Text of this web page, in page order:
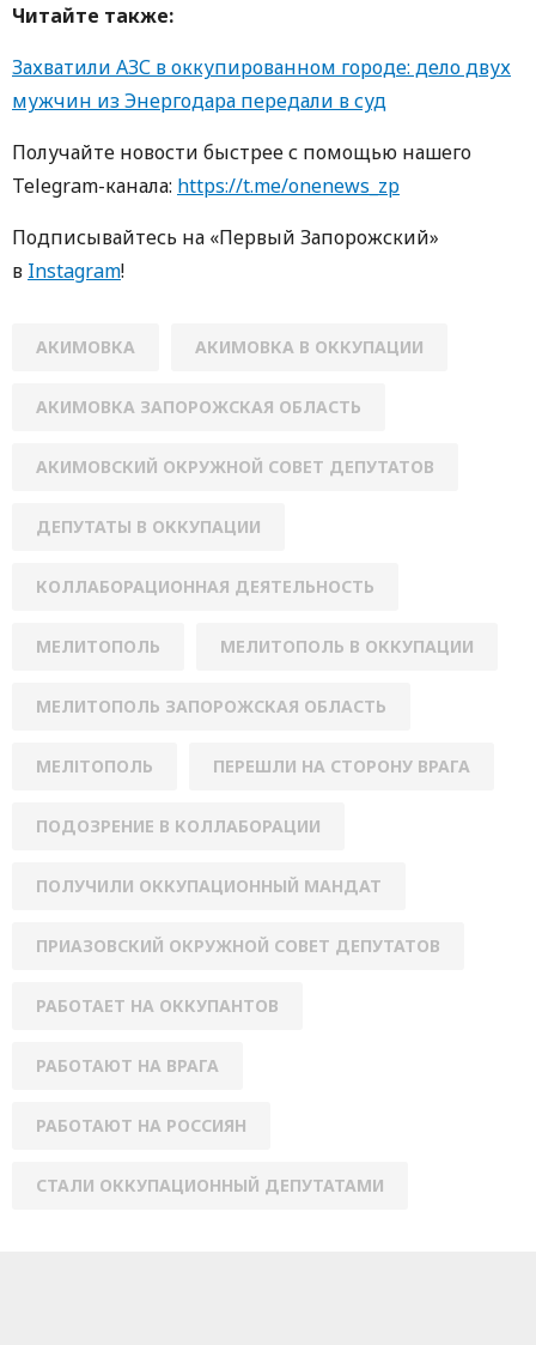
Читайте также:
Захватили АЗС в оккупированном городе: дело двух
мужчин из Энергодара передали в суд
Получайте новости быстрее с помощью нашего
Telegram-канала: https://t.me/onenews_zp
Подписывайтесь на «Первый Запорожский»
в Instagram!
АКИМОВКА АКИМОВКА В ОККУПАЦИИ
АКИМОВКА ЗАПОРОЖСКАЯ ОБЛАСТЬ
АКИМОВСКИЙ ОКРУЖНОЙ СОВЕТ ДЕПУТАТОВ
ДЕПУТАТЫ В ОККУПАЦИИ
КОЛЛАБОРАЦИОННАЯ ДЕЯТЕЛЬНОСТЬ
МЕЛИТОПОЛЬ МЕЛИТОПОЛЬ В ОККУПАЦИИ
МЕЛИТОПОЛЬ ЗАПОРОЖСКАЯ ОБЛАСТЬ
МЕЛІТОПОЛЬ ПЕРЕШЛИ НА СТОРОНУ ВРАГА
ПОДОЗРЕНИЕ В КОЛЛАБОРАЦИИ
ПОЛУЧИЛИ ОККУПАЦИОННЫЙ МАНДАТ
ПРИАЗОВСКИЙ ОКРУЖНОЙ СОВЕТ ДЕПУТАТОВ
РАБОТАЕТ НА ОККУПАНТОВ
РАБОТАЮТ НА ВРАГА
РАБОТАЮТ НА РОССИЯН
СТАЛИ ОККУПАЦИОННЫЙ ДЕПУТАТАМИ